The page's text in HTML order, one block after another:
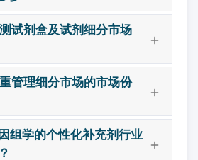
试剂盒及试剂细分市场
管理细分市场的市场份
组学的个性化补充剂行业